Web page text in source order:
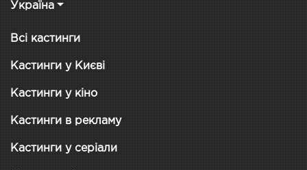
Україна
Всі кастинги
Кастинги у Києві
Кастинги у кіно
Кастинги в рекламу
Кастинги у серіали